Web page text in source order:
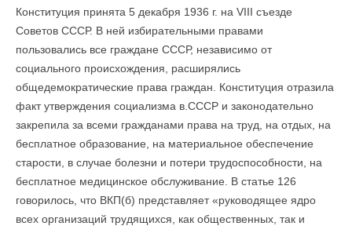
Конституция принята 5 декабря 1936 г. на VIII съезде
Советов СССР. В ней избирательными правами
пользовались все граж­дане СССР, независимо от
социального происхождения, расширялись
общедемократические права граждан. Конституция отразила
факт утверждения социализма в.СССР и законодательно
закрепила за всеми гражданами права на труд, на отдых, на
бесплатное образование, на материальное обеспечение
старости, в случае болезни и потери трудоспособности, на
бесплатное медицинское обслуживание. В статье 126
говорилось, что ВКП(б) представляет «руководящее ядро
всех организаций трудящихся, как общественных, так и